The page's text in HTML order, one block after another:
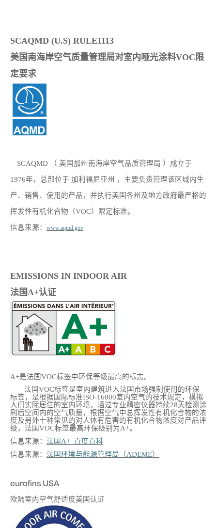
SCAQMD (U.S) RULE1113
美国南海岸空气质量管理局对室内哑光涂料VOC限
定要求
SCAQMD （ 美国加州南海岸空气品质管理局 ） 成立于
1976年，总部位于 加利福尼亚州 ，主要负责管理该区域内生
产、销售、使用的产品，并执行美国各州及地方政府最严格的
挥发性有机化合物（VOC）限定标准。
信息来源： www.aqmd.gov
EMISSIONS IN INDOOR AIR
法国 A+认证
A+是法国VOC标签中环保等级最高的标志。
法国VOC标签是室内建筑进入法国市场强制使用的环保
标签，是根据国际标准ISO-16000室内空气的技术规定，模拟
人们实际居住的室内环境，通过专业精密仪器持续28天检测涂
刷后空间内的空气质量，根据空气中总挥发性有机化合物的浓
度及另外十种常见的对人体有危害的有机化合物浓度对产品评
级，法国VOC标签最高环保级别为A+。
信息来源： 法国 A+_百度百科
信息来源： 法国环境与能源管理局（ADEME）
eurofins USA
欧陆室内空气舒适度美国认证